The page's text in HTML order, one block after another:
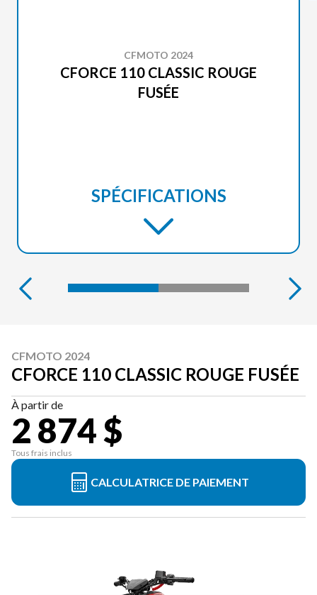
CFMOTO 2024
CFORCE 110 CLASSIC ROUGE
FUSÉE
SPÉCIFICATIONS
CFMOTO 2024
CFORCE 110 CLASSIC ROUGE FUSÉE
À partir de
2 874 $
Tous frais inclus
CALCULATRICE DE PAIEMENT